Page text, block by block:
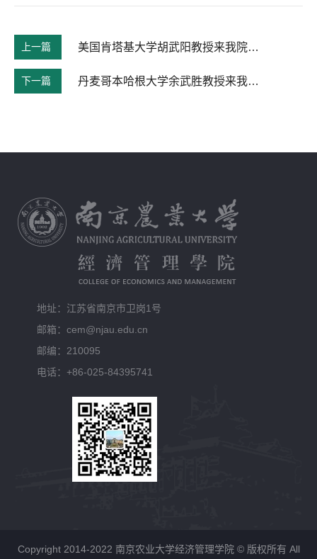
上一篇 美国肯塔基大学胡武阳教授来我院作学术报告
下一篇 丹麦哥本哈根大学余武胜教授来我院作学术报告
地址：江苏省南京市卫岗1号
邮箱：cem@njau.edu.cn
邮编：210095
电话：+86-025-84395741
Copyright 2014-2022 南京农业大学经济管理学院 © 版权所有 All